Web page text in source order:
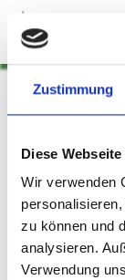
Zustimmung
Diese
Wir verwenden
zu können und
analysieren.
Verwendung
Zum
Downloads
Beiträge
Hallenplan